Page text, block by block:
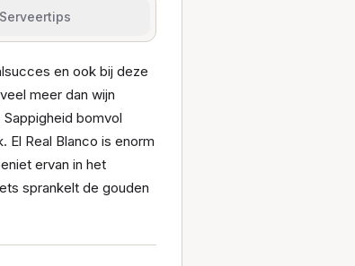
Serveertips
en ook bij deze
meer dan wijn
bomvol
Real Blanco is enorm
ervan in het
sprankelt de gouden